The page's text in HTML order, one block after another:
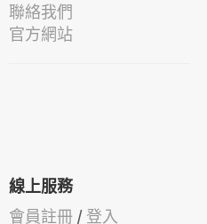
聯絡我們
官方網站
線上服務
會員註冊 / 登入